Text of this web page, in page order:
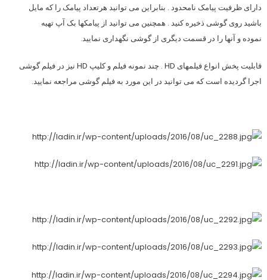
دارای ظرفیت پیامک نامحدود . بنابراین می توانید هرتعداد پیامک را که مایل
باشید روی گوشی ذخیره کنید . همچنین می توانید از پیامکها بک آپ تهیه
نموده و آنها را در قسمت دیگری از گوشی نگهداری نمایید.
قابلیت پخش انواع فیلمهای HD . چند نمونه فیلم و کلیپ HD نیز در فیلم گوشی
اجرا گردیده است که می توانید در این مورد به فیلم گوشی مراجعه نمایید.